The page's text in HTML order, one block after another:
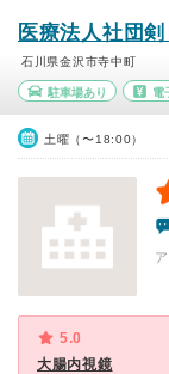
医療法人社団剣
石川県金沢市寺中町
駐車場あり 電
土曜（〜18:00）
5.0
大腸内視鏡